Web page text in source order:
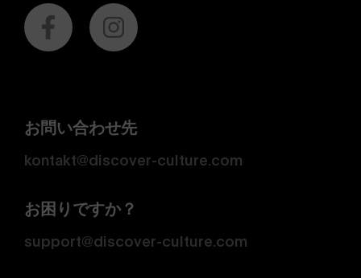
お問い合わせ先
kontakt@discover-culture.com
お困りですか？
support@discover-culture.com